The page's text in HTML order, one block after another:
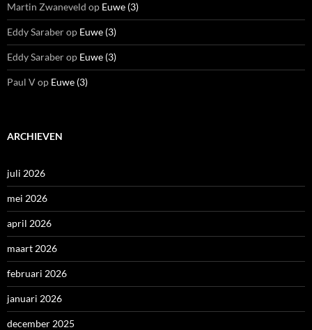
Martin Zwaneveld op Euwe (3)
Eddy Saraberop Euwe (3)
Eddy Saraberop Euwe (3)
Paul Vop Euwe (3)
ARCHIEVEN
juli 2026
mei 2026
april 2026
maart 2026
februari 2026
januari 2026
december 2025